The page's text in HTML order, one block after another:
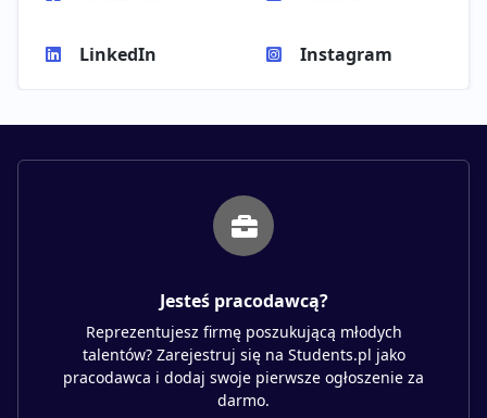
LinkedIn Instagram
Jesteś pracodawcą?
Reprezentujesz firmę poszukującą młodych
talentów? Zarejestruj się na Students.pl jako
pracodawca i dodaj swoje pierwsze ogłoszenie za
darmo.